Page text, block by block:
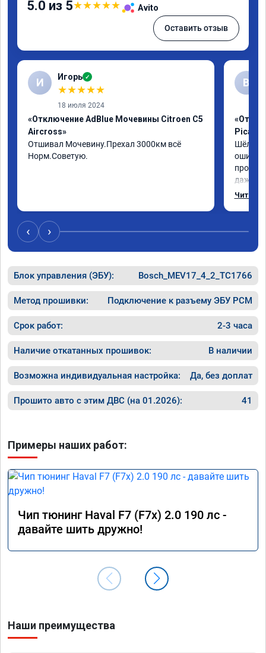
5.0 из 5★★★★★ Avito
Оставить отзыв
И Игорь ✓
★★★★★
18 июля 2024
«Отключение AdBlue Мочевины Citroen C5
Aircross»
Отшивал Мочевину.Прехал 3000км всё
Норм.Советую.
В
Шёл по
ошибка
даже с
Читать
‹ ›
Блок управления (ЭБУ): Bosch_MEV17_4_2_TC1766
Метод прошивки: Подключение к разъему ЭБУ PCM
Срок работ: 2-3 часа
Наличие откатанных прошивок: В наличии
Возможна индивидуальная настройка: Да, без доплат
Прошито авто с этим ДВС (на 01.2026): 41
Примеры наших работ:
Чип тюнинг Haval F7 (F7x) 2.0 190 лс -
давайте шить дружно!
Наши преимущества